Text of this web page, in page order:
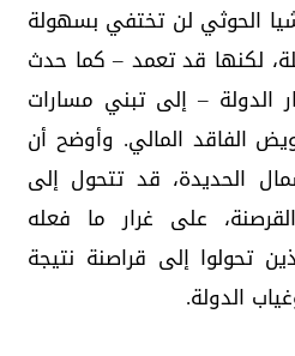
الحوثي لن تختفي بسهولة
لكنها قد تعمد – كما حدث
الدولة – إلى تبني مسارات
الفاقد المالي. وأوضح أن
الحديدة، قد تتحول إلى
على غرار ما فعله
تحولوا إلى قراصنة نتيجة
الدولة.